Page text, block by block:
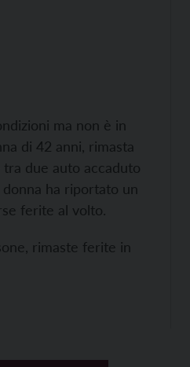
ma non è in
di 42 anni, rimasta
due auto accaduto
donna ha riportato un
ferite al volto.
rimaste ferite in